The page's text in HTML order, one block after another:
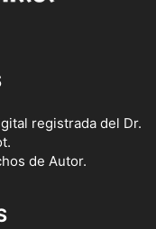
registrada del Dr.
de Autor.